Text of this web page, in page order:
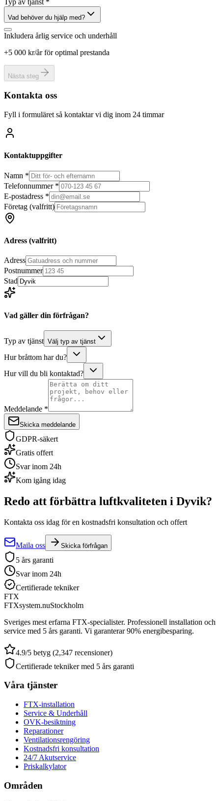
Vad behöver du hjälp med?
Inkludera årlig service och underhåll
+5 000 kr/år för optimal prestanda
Nästa steg
Kontakta oss
Fyll i formuläret så kontaktar vi dig inom 24 timmar
Kontaktuppgifter
Namn *
Telefonnummer *
E-postadress *
Företag (valfritt)
Adress (valfritt)
Adress
Postnummer
Stad
Vad gäller din förfrågan?
Typ av tjänst Välj typ av tjänst
Hur bråttom har du?
Hur vill du bli kontaktad?
Meddelande *
Skicka meddelande
GDPR-säkert
Gratis offert
Svar inom 24h
Kom igång idag
Redo att förbättra luftkvaliteten i Dyvik?
Kontakta oss idag för en kostnadsfri konsultation och offert
Maila oss Skicka förfrågan
5 års garanti
Svar inom 24h
Certifierade tekniker
FTX
FTXsystem.nuStockholm
Sveriges mest erfarna FTX-specialister. Professionell installation och
service med 5 års garanti. Vi garanterar 90% energibesparing.
4.9/5 betyg (2,347 recensioner)
Certifierade tekniker med 5 års garanti
Våra tjänster
FTX-installation
Service & Underhåll
OVK-besiktning
Reparationer
Ventilationsrengöring
Kostnadsfri konsultation
24/7 Akutservice
Priskalkylator
Områden